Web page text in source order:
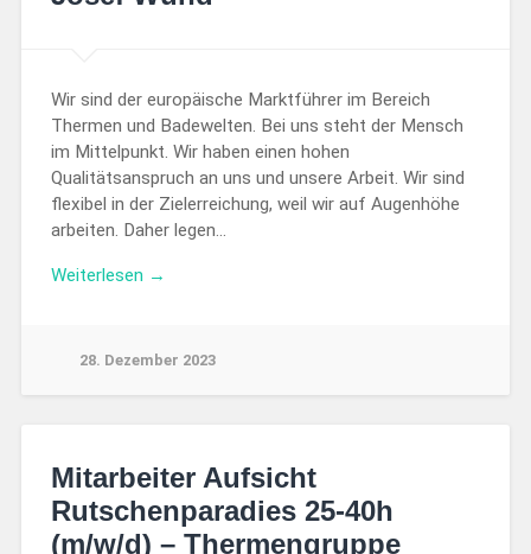
Wir sind der europäische Marktführer im Bereich
Thermen und Badewelten. Bei uns steht der Mensch
im Mittelpunkt. Wir haben einen hohen
Qualitätsanspruch an uns und unsere Arbeit. Wir sind
flexibel in der Zielerreichung, weil wir auf Augenhöhe
arbeiten. Daher legen…
Weiterlesen →
28. Dezember 2023
Mitarbeiter Aufsicht
Rutschenparadies 25-40h
(m/w/d) – Thermengruppe